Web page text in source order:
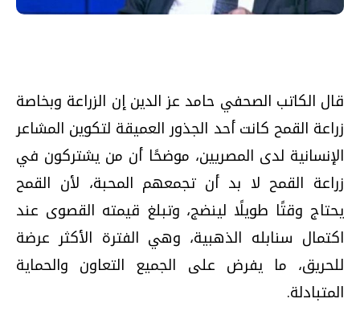
قال الكاتب الصحفي حامد عز الدين إن الزراعة وبخاصة
زراعة القمح كانت أحد الجذور العميقة لتكوين المشاعر
الإنسانية لدى المصريين، موضحًا أن من يشتركون في
زراعة القمح لا بد أن تجمعهم المحبة، لأن القمح
يحتاج وقتًا طويلًا لينضج، وتبلغ قيمته القصوى عند
اكتمال سنابله الذهبية، وهي الفترة الأكثر عرضة
للحريق، ما يفرض على الجميع التعاون والحماية
المتبادلة.